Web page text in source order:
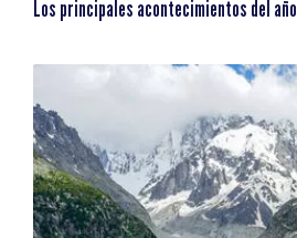
Los principales acontecimientos del año